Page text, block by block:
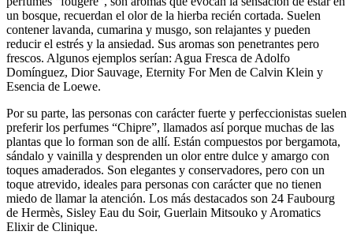
un bosque, recuerdan el olor de la hierba recién cortada. Suelen
contener lavanda, cumarina y musgo, son relajantes y pueden
reducir el estrés y la ansiedad. Sus aromas son penetrantes pero
frescos. Algunos ejemplos serían: Agua Fresca de Adolfo
Domínguez, Dior Sauvage, Eternity For Men de Calvin Klein y
Esencia de Loewe.
Por su parte, las personas con carácter fuerte y perfeccionistas suelen
preferir los perfumes “Chipre”, llamados así porque muchas de las
plantas que lo forman son de allí. Están compuestos por bergamota,
sándalo y vainilla y desprenden un olor entre dulce y amargo con
toques amaderados. Son elegantes y conservadores, pero con un
toque atrevido, ideales para personas con carácter que no tienen
miedo de llamar la atención. Los más destacados son 24 Faubourg
de Hermès, Sisley Eau du Soir, Guerlain Mitsouko y Aromatics
Elixir de Clinique.